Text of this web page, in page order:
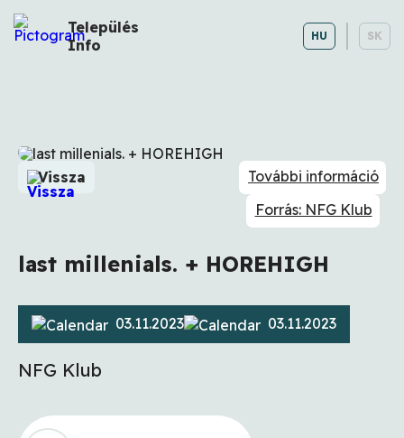
Település
Info
HU SK
Vissza
További információ
Forrás: NFG Klub
last millenials. + HOREHIGH
03.11.2023 03.11.2023
NFG Klub